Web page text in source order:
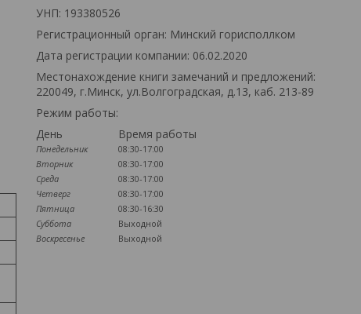
УНП: 193380526
Регистрационный орган: Минский горисполлком
Дата регистрации компании: 06.02.2020
Местонахождение книги замечаний и предложений:
220049, г.Минск, ул.Волгоградская, д.13, каб. 213-89
Режим работы:
День
Время работы
Понедельник
08:30-17:00
Вторник
08:30-17:00
Среда
08:30-17:00
Четверг
08:30-17:00
Пятница
08:30-16:30
Суббота
Выходной
Воскресенье
Выходной